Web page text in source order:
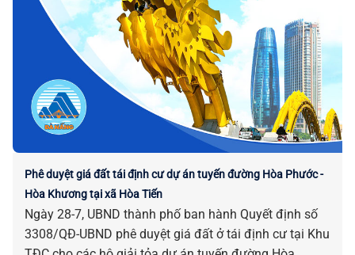
Phê duyệt giá đất tái định cư dự án tuyến đường Hòa Phước -
Hòa Khương tại xã Hòa Tiến
Ngày 28-7, UBND thành phố ban hành Quyết định số
3308/QĐ-UBND phê duyệt giá đất ở tái định cư tại Khu